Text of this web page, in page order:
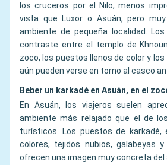
los cruceros por el Nilo, menos
vista que Luxor o Asuán, pero
ambiente de pequeña localidad.
contraste entre el templo de
zoco, los puestos llenos de color y
aún pueden verse en torno al casco
Beber un karkadé en Asuán, en el
En Asuán, los viajeros suelen
ambiente más relajado que el de
turísticos. Los puestos de karkadé,
colores, tejidos nubios, galabeyas
ofrecen una imagen muy concreta del